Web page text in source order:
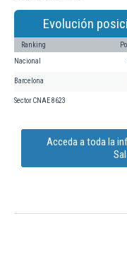
Evolución
Ranking
Nacional
Barcelona
Sector CNAE 8623
Acceda a toda la